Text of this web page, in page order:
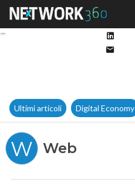
Ultimi articoli Digital Economy
W Web